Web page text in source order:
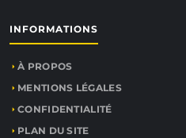
INFORMATIONS
À PROPOS
MENTIONS LÉGALES
CONFIDENTIALITÉ
PLAN DU SITE